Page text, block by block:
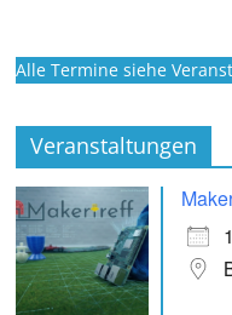
Alle Termine siehe
Veranstaltungen